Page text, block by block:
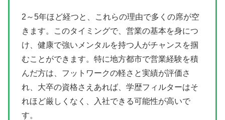
2～5年ほど経つと、これらの理由で多くの席が空
きます。このタイミングで、営業の基本を身につ
け、健康で強いメンタルを持つ人がチャンスを掴
むことができます。特に地方都市で営業経験を積
んだ方は、フットワークの軽さと実績が評価さ
れ、大卒の資格さえあれば、学歴フィルターはそ
れほど厳しくなく、入社できる可能性が高いで
す。